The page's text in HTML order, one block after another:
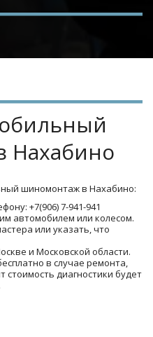
Нахабино
шиномонтаж в Нахабино:
+7(906) 7-941-941
автомобилем или колесом.
или указать, что
и Московской области.
в случае ремонта,
стоимость диагностики будет